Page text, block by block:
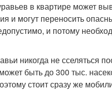
в квартире может
и могут переносить
и потому
никогда не сселяться
быть до 300 тыс.
стоит сразу же